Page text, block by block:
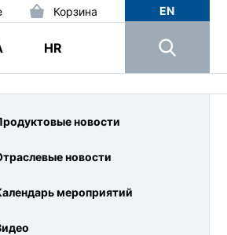
Корзина
HR
EN
новости
новости
мероприятий